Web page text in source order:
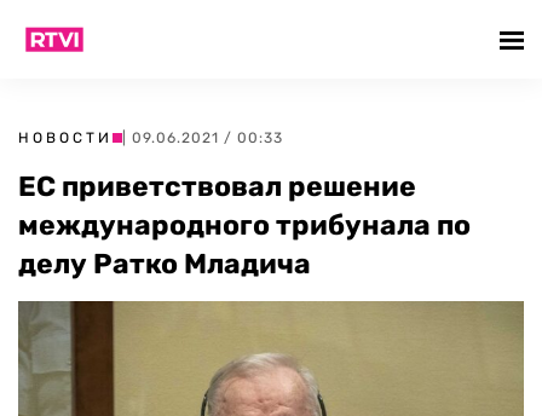
НОВОСТИ | 09.06.2021 / 00:33
ЕС приветствовал решение
международного трибунала по
делу Ратко Младича